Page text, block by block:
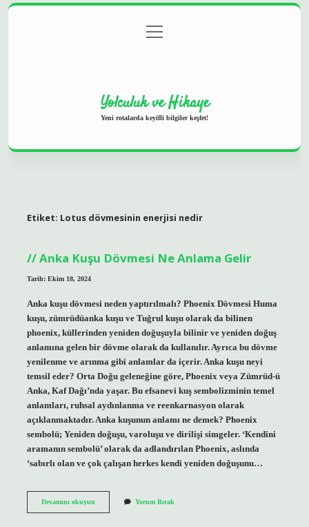
Gizlilik Politikası
menüyü
aç
Yolculuk ve Hikaye
Yeni rotalarda keyifli bilgiler keşfet!
Etiket: Lotus dövmesinin enerjisi nedir
Anka Kuşu Dövmesi Ne Anlama Gelir
Tarih: Ekim 18, 2024
Anka kuşu dövmesi neden yaptırılmalı? Phoenix Dövmesi Huma
kuşu, zümrüdüanka kuşu ve Tuğrul kuşu olarak da bilinen
phoenix, küllerinden yeniden doğuşuyla bilinir ve yeniden doğuş
anlamına gelen bir dövme olarak da kullanılır. Ayrıca bu dövme
yenilenme ve arınma gibi anlamlar da içerir. Anka kuşu neyi
temsil eder? Orta Doğu geleneğine göre, Phoenix veya Zümrüd-ü
Anka, Kaf Dağı’nda yaşar. Bu efsanevi kuş sembolizminin temel
anlamları, ruhsal aydınlanma ve reenkarnasyon olarak
açıklanmaktadır. Anka kuşunun anlamı ne demek? Phoenix
sembolü; Yeniden doğuşu, varoluşu ve dirilişi simgeler. ‘Kendini
aramanın sembolü’ olarak da adlandırılan Phoenix, aslında
‘sabırlı olan ve çok çalışan herkes kendi yeniden doğuşunu…
Devamını okuyunAnka
Yorum Bırak